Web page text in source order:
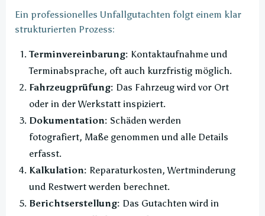
Ein professionelles Unfallgutachten folgt einem klar
strukturierten Prozess:
Terminvereinbarung: Kontaktaufnahme und
Terminabsprache, oft auch kurzfristig möglich.
Fahrzeugprüfung: Das Fahrzeug wird vor Ort
oder in der Werkstatt inspiziert.
Dokumentation: Schäden werden
fotografiert, Maße genommen und alle Details
erfasst.
Kalkulation: Reparaturkosten, Wertminderung
und Restwert werden berechnet.
Berichtserstellung: Das Gutachten wird in